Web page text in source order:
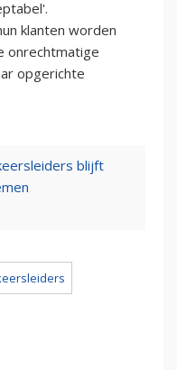
klanten worden
onrechtmatige
opgerichte
blijft